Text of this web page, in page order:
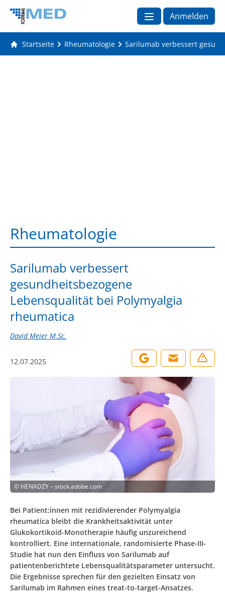
Anmelden
Startseite Rheumatologie Sarilumab verbessert
Rheumatologie
Sarilumab verbessert
gesundheitsbezogene
Lebensqualität bei Polymyalgia
rheumatica
David Meier M.Sc.
12.07.2025
© HENADZY – stock.adobe.com
Bei Patient:innen mit rezidivierender Polymyalgia
rheumatica bleibt die Krankheitsaktivität unter
Glukokortikoid-Monotherapie häufig unzureichend
kontrolliert. Eine internationale, randomisierte Phase-III-
Studie hat nun den Einfluss von Sarilumab auf
patientenberichtete Lebensqualitätsparameter untersucht.
Die Ergebnisse sprechen für den gezielten Einsatz von
Sarilumab im Rahmen eines treat-to-target-Ansatzes.